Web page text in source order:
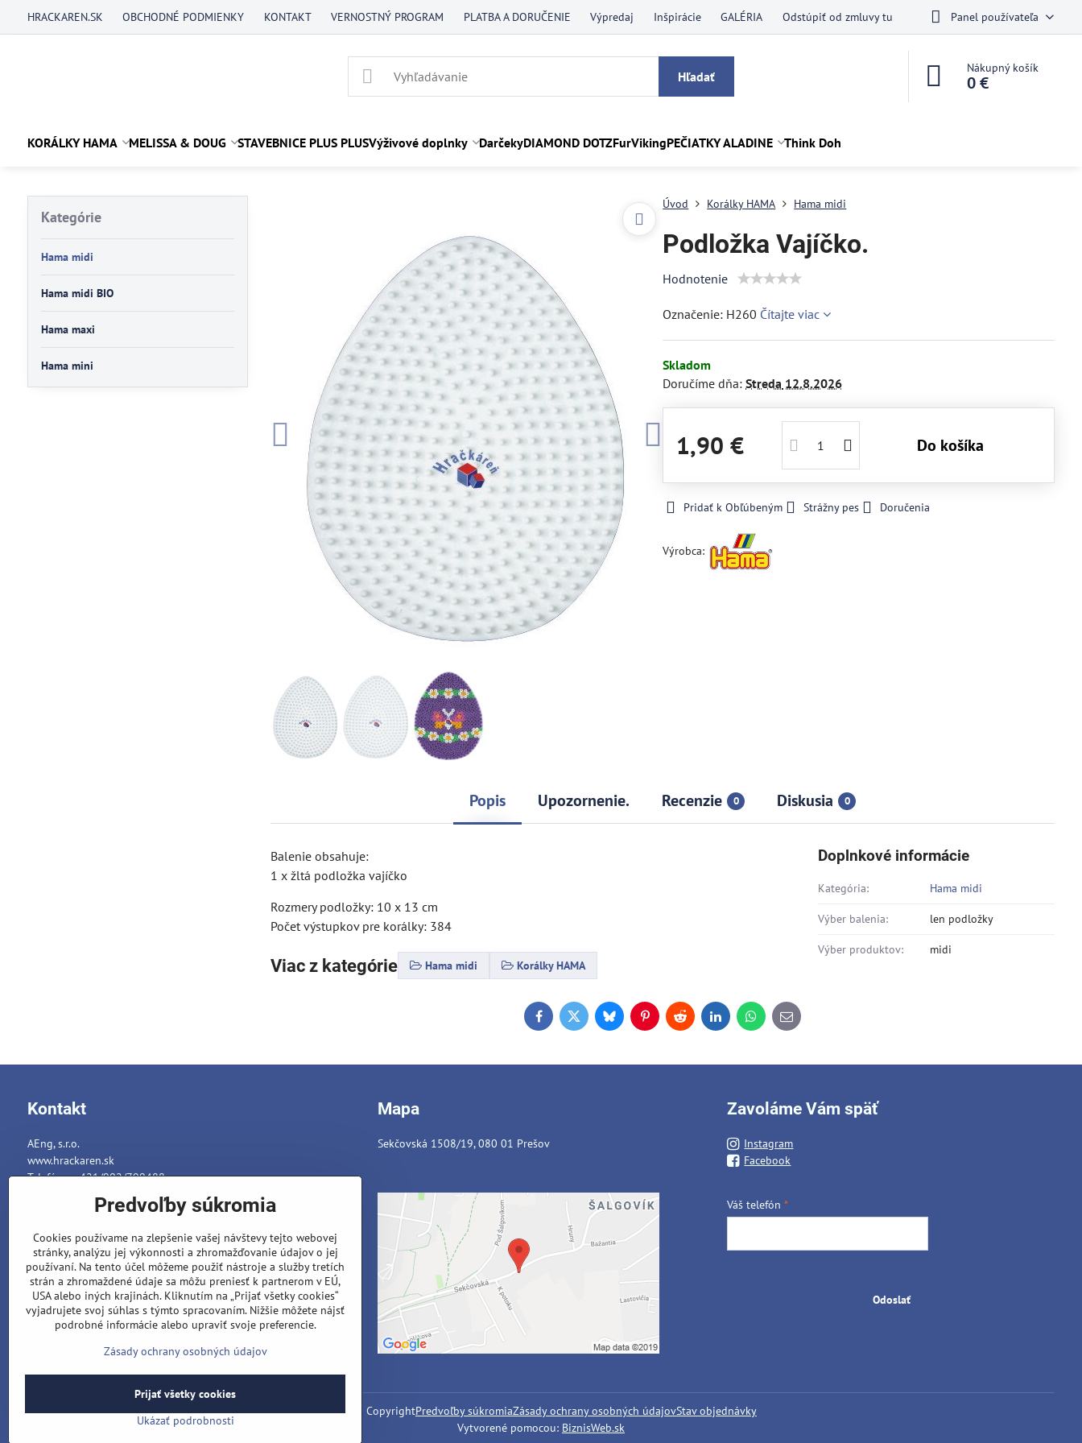
HRACKAREN.SK OBCHODNÉ PODMIENKY KONTAKT VERNOSTNÝ PROGRAM PLATBA A DORUČENIE Výpredaj Inšpirácie GALÉRIA Odstúpiť od zmluvy tu Panel používateľa
Hľadať
Nákupný košík
0 €
KORÁLKY HAMA MELISSA & DOUG STAVEBNICE PLUS PLUSVýživové doplnky DarčekyDIAMOND DOTZFurVikingPEČIATKY ALADINE Think Doh
Úvod Korálky HAMA Hama midi
Podložka Vajíčko.
Hodnotenie
Označenie: H260 Čítajte viac
Skladom
Doručíme dňa:Streda 12.8.2026
1,90 € Do košíka
Pridať k Obľúbeným Strážny pes Doručenia
Výrobca:
Popis Upozornenie. Recenzie 0 Diskusia 0
Balenie obsahuje:
1 x žltá podložka vajíčko
Rozmery podložky: 10 x 13 cm
Počet výstupkov pre korálky: 384
Viac z kategórie Hama midi Korálky HAMA
Doplnkové informácie
Kategória: Hama midi
Výber balenia: len podložky
Výber produktov: midi
FacebookTwitterBlueskyPinterestRedditLinkedInWhatsApp
E-
mail
Kategórie
Hama midi
Hama midi BIO
Hama maxi
Hama mini
Kontakt
AEng, s.r.o.
www.hrackaren.sk
Telefón: ++421/902/799488
info@hrackaren.sk
Ochrana osobných údajov
Reklamačný poriadok
Formuláre
Mapa
Sekčovská 1508/19, 080 01 Prešov
Zavoláme Vám späť
Instagram
Facebook
Váš telefón*
Odoslať
©2026 CopyrightPredvoľby súkromiaZásady ochrany osobných údajovStav objednávky
Vytvorené pomocou: BiznisWeb.sk
Predvoľby súkromia
Cookies používame na zlepšenie vašej návštevy tejto webovej
stránky, analýzu jej výkonnosti a zhromažďovanie údajov o jej
používaní. Na tento účel môžeme použiť nástroje a služby tretích
strán a zhromaždené údaje sa môžu preniesť k partnerom v EÚ,
USA alebo iných krajinách. Kliknutím na „Prijať všetky cookies“
vyjadrujete svoj súhlas s týmto spracovaním. Nižšie môžete nájsť
podrobné informácie alebo upraviť svoje preferencie.
Zásady ochrany osobných údajov
Ukázať podrobnosti
Prijať všetky cookies